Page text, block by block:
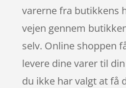
varerne fra butikkens
vejen gennem
selv. Online shoppen
levere dine varer til
du ikke har valgt at få